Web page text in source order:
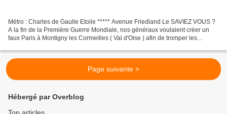
Métro : Charles de Gaulle Etoile ***** Avenue Friedland Le SAVIEZ VOUS ?
A la fin de la Première Guerre Mondiale, nos généraux voulaient créer un
faux Paris à Montigny les Cormeilles ( Val d'Oise ) afin de tromper les
Page suivante >
Hébergé par Overblog